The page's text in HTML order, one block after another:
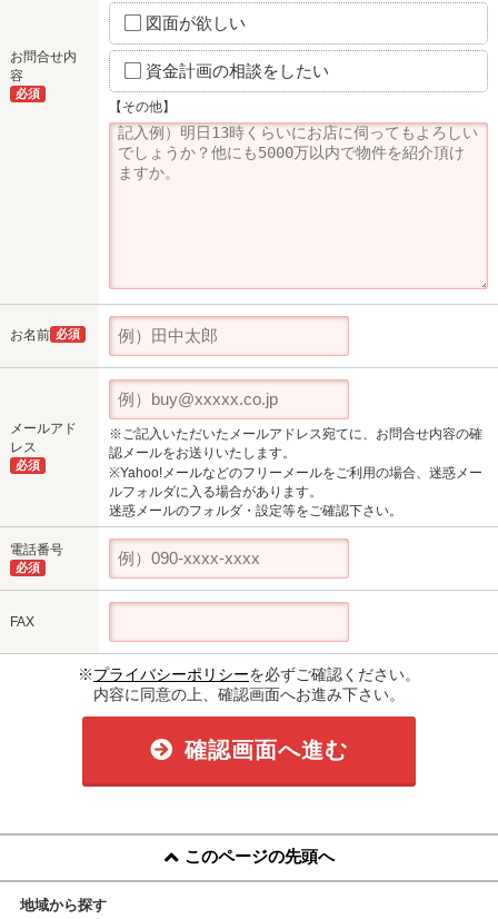
お問合せ内
容
必須
図面が欲しい
資金計画の相談をしたい
【その他】
お名前 必須
メールアド
レス
必須
※ご記入いただいたメールアドレス宛てに、お問合せ内容の確
認メールをお送りいたします。
※Yahoo!メールなどのフリーメールをご利用の場合、迷惑メー
ルフォルダに入る場合があります。
迷惑メールのフォルダ・設定等をご確認下さい。
電話番号
必須
FAX
※プライバシーポリシーを必ずご確認ください。
内容に同意の上、確認画面へお進み下さい。
確認画面へ進む
このページの先頭へ
地域から探す